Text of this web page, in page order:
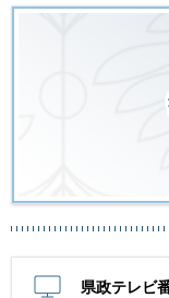
県政テレビ